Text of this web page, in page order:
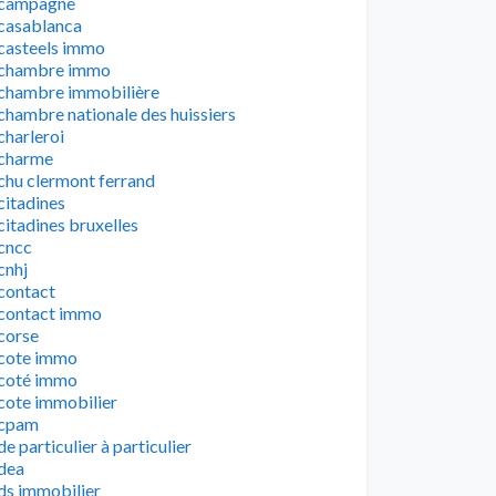
immo
immo
immobilière
nationale des huissiers
clermont ferrand
bruxelles
immo
immo
immo
immobilier
particulier à particulier
immobilier